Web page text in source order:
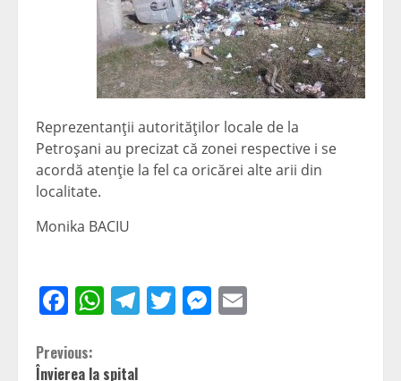
Reprezentanţii autorităţilor locale de la
Petroşani au precizat că zonei respective i se
acordă atenţie la fel ca oricărei alte arii din
localitate.
Monika BACIU
Facebook
WhatsApp
Telegram
TwitterMessenger
Continue
Previous:
Învierea la spital